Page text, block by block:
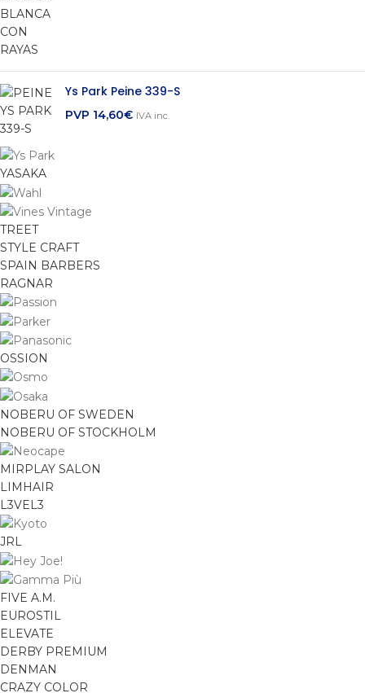
Ys Park Peine 339-S
PVP 14,60€ IVA inc.
YASAKA
TREET
STYLE CRAFT
SPAIN BARBERS
RAGNAR
OSSION
NOBERU OF SWEDEN
NOBERU OF STOCKHOLM
MIRPLAY SALON
LIMHAIR
L3VEL3
JRL
FIVE A.M.
EUROSTIL
ELEVATE
DERBY PREMIUM
DENMAN
CRAZY COLOR